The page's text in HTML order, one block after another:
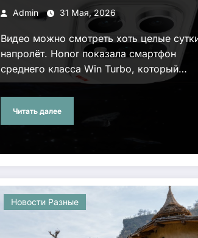
батареей на 10 000 мА⋅ч
Admin 31 Мая, 2026
Видео можно смотреть хоть целые
напролёт. Honor показала смартфон
среднего класса Win Turbo, который…
Читать далее
Новости Разные